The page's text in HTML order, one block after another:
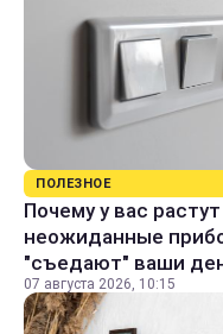
ПОЛЕЗНОЕ
Почему у вас
неожиданные
"съедают" ваши
07 августа 2026, 10:15